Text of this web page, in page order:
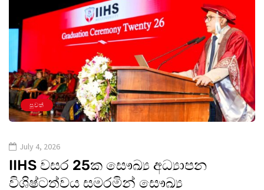
පුවත්
July 4, 2026
IIHS වසර 25ක සෞඛ්‍ය අධ්‍යාපන
විශිෂ්ටත්වය සමරමින් සෞඛ්‍ය